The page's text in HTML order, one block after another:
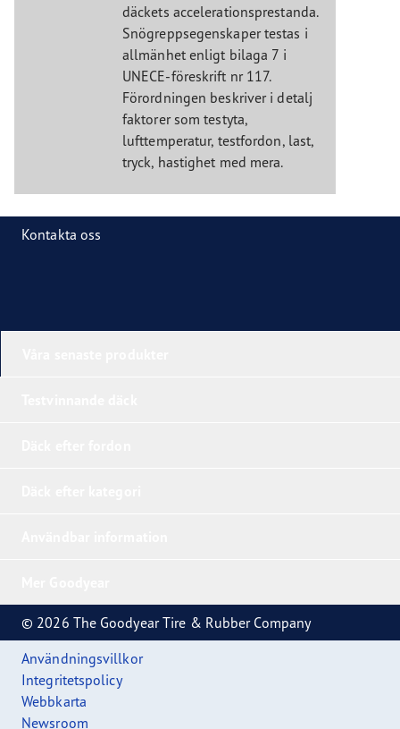
däckets accelerationsprestanda.
Snögreppsegenskaper testas i
allmänhet enligt bilaga 7 i
UNECE-föreskrift nr 117.
Förordningen beskriver i detalj
faktorer som testyta,
lufttemperatur, testfordon, last,
tryck, hastighet med mera.
Kontakta oss
© 2026 The Goodyear Tire & Rubber Company
Användningsvillkor
Integritetspolicy
Webbkarta
Newsroom